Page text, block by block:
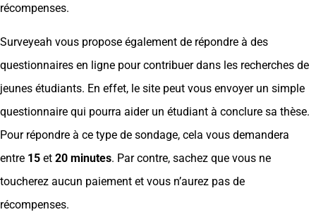
récompenses.
Surveyeah vous propose également de répondre à des
questionnaires en ligne pour contribuer dans les recherches de
jeunes étudiants. En effet, le site peut vous envoyer un simple
questionnaire qui pourra aider un étudiant à conclure sa thèse.
Pour répondre à ce type de sondage, cela vous demandera
entre 15 et 20 minutes. Par contre, sachez que vous ne
toucherez aucun paiement et vous n’aurez pas de
récompenses.